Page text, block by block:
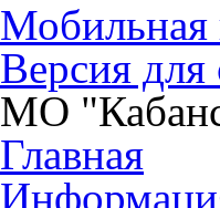
Мобильная
Версия
МО
Главная